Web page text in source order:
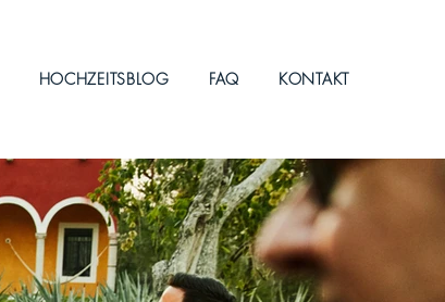
HOCHZEITSBLOG FAQ KONTAKT